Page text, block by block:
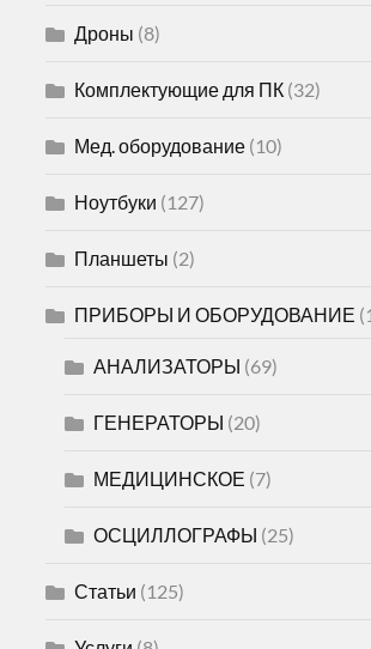
Дроны (8)
Комплектующие для ПК (32)
Мед. оборудование (10)
Ноутбуки (127)
Планшеты (2)
ПРИБОРЫ И ОБОРУДОВАНИЕ
АНАЛИЗАТОРЫ (69)
ГЕНЕРАТОРЫ (20)
МЕДИЦИНСКОЕ (7)
ОСЦИЛЛОГРАФЫ (25)
Статьи (125)